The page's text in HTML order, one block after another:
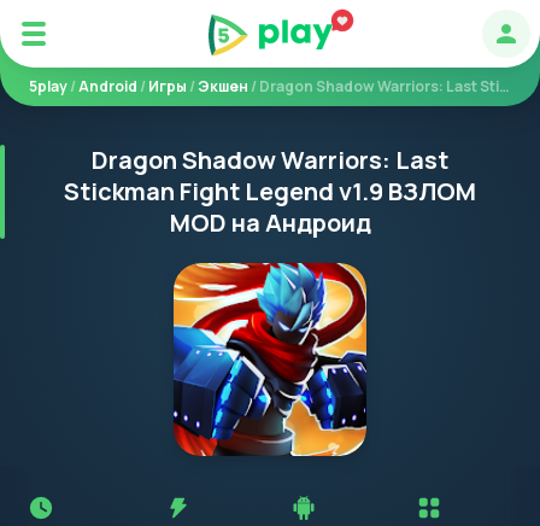
5play/Android /Игры /Экшен / Dragon Shadow Warriors: Last Stickman Fight Legend
Dragon Shadow Warriors: Last
Stickman Fight Legend v1.9 ВЗЛОМ
MOD на Андроид
установкой